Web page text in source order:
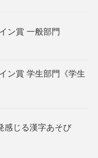
ン賞 一般部門
ン賞 学生部門《学生
感じる漢字あそび